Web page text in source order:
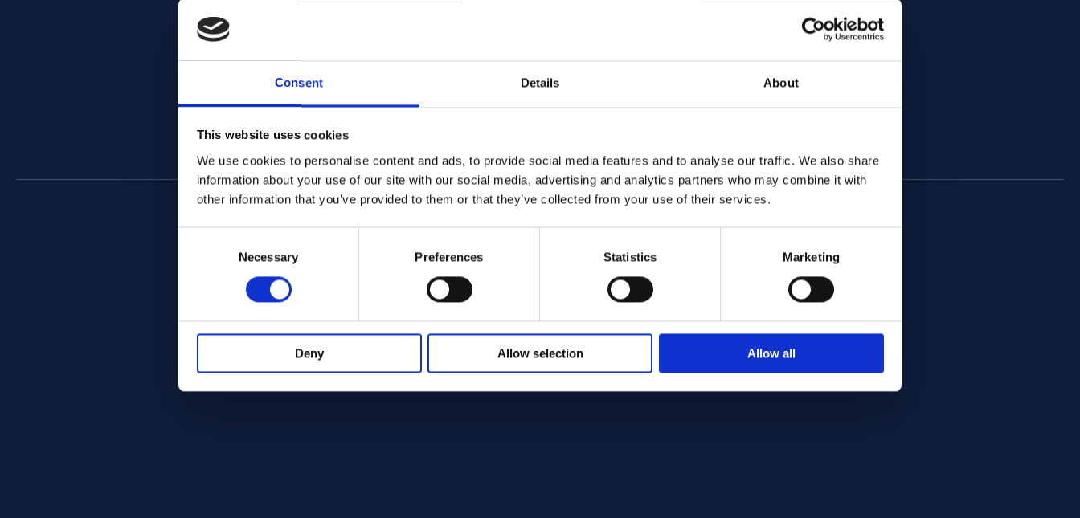
Consent Details About
This website uses cookies
We use cookies to personalise content and ads, to provide social media features and to analyse our traffic. We also share
information about your use of our site with our social media, advertising and analytics partners who may combine it with
other information that you’ve provided to them or that they’ve collected from your use of their services.
Necessary Preferences Statistics Marketing
Deny Allow selection Allow all
Enviar